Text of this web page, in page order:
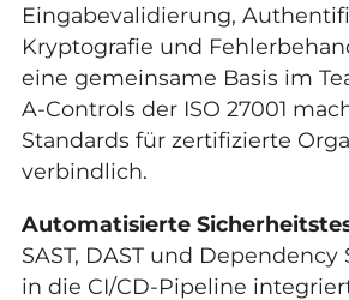
Eingabevalidierung,
Kryptografie und
eine gemeinsame Basis im
A-Controls der ISO 27001
Standards für zertifizierte
verbindlich.
Automatisierte
SAST, DAST und
in die CI/CD-Pipeline